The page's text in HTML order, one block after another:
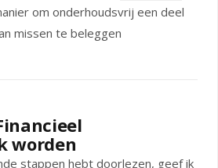
om onderhoudsvrij een deel
missen te beleggen
worden
stappen hebt doorlezen, geef ik